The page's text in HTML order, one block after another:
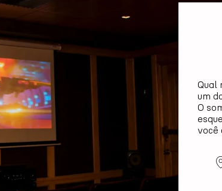
Qual
um
O
você